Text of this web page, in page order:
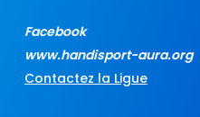
Facebook
www.handisport-aura.org
Contactez la Ligue